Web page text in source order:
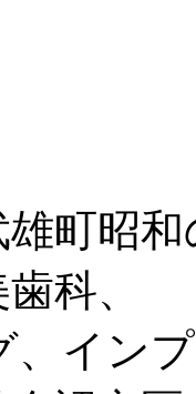
町昭
科、
、イン